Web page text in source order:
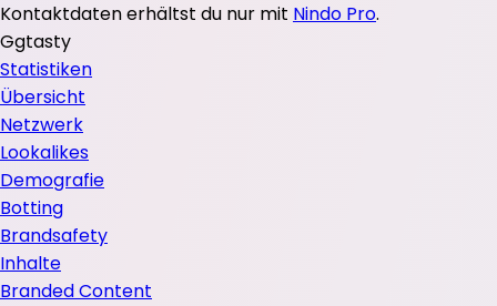
Kontaktdaten erhältst du nur mit Nindo Pro.
Ggtasty
Statistiken
Übersicht
Netzwerk
Lookalikes
Demografie
Botting
Brandsafety
Inhalte
Branded Content